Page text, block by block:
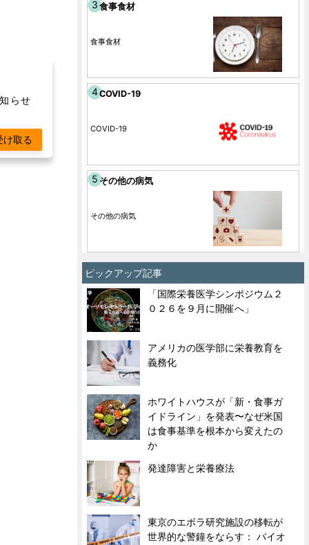
食事食材
食事食材
COVID-19
COVID-19
その他の病気
その他の病気
ピックアップ記事
「国際栄養医学シンポジウム２
０２６を９月に開催へ」
アメリカの医学部に栄養教育を
義務化
ホワイトハウスが「新・食事ガ
イドライン」を発表〜なぜ米国
は食事基準を根本から変えたの
か
発達障害と栄養療法
東京のエボラ研究施設の移転が
世界的な警鐘をならす： バイオ
らせ
け取る